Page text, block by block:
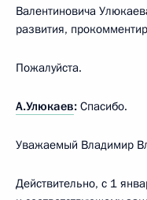
Валентиновича
развития,
Пожалуйста.
А.Улюкаев: Спасибо.
Уважаемый Владимир
Действительно, с 1